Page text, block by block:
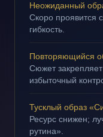
Неожиданный
Скоро проявится
гибкость.
Повторяющийся
Сюжет
избыточный
Тусклый образ
Ресурс снижен;
рутина».